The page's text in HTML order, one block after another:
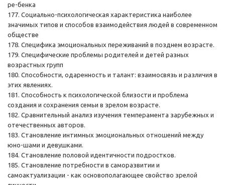
ре-бенка
177. Социально-психологическая характеристика наиболее
значимых типов и способов взаимодействия людей в современном
обществе
178. Специфика эмоциональных переживаний в позднем возрасте.
179. Специфические проблемы родителей и детей разных
возрастных групп
180. Способности, одаренность и талант: взаимосвязь и различия в
этих явлениях.
181. Способность к психологической близости и проблема
создания и сохранения семьи в зрелом возрасте.
182. Сравнительный анализ изучения темперамента зарубежных и
отечественных авторов.
183. Становление интимных эмоциональных отношений между
юно-шами и девушками.
184. Становление половой идентичности подростков.
185. Становление потребности в саморазвитии и
самоактуализации - как основополагающее свойство зрелой